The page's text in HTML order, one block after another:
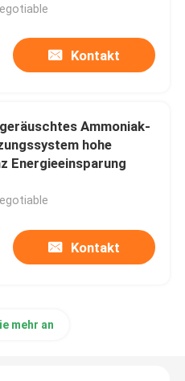
Kontakt
Ammoniak-
hohe
Energieeinsparung
Kontakt
mehr an